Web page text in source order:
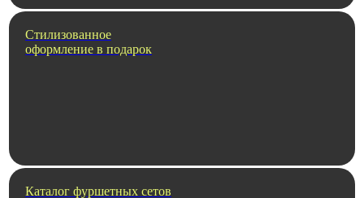
Стилизованное
оформление в подарок
Каталог фуршетных сетов